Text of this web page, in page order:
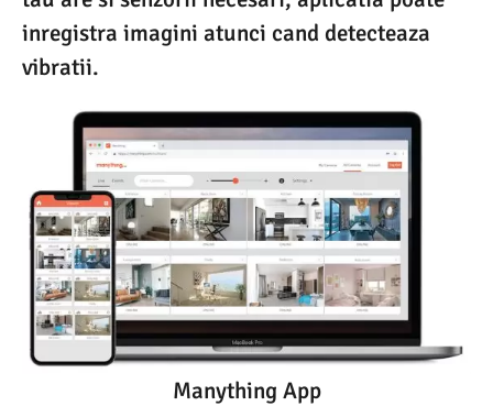
inregistra imagini atunci cand detecteaza
vibratii.
Manything App